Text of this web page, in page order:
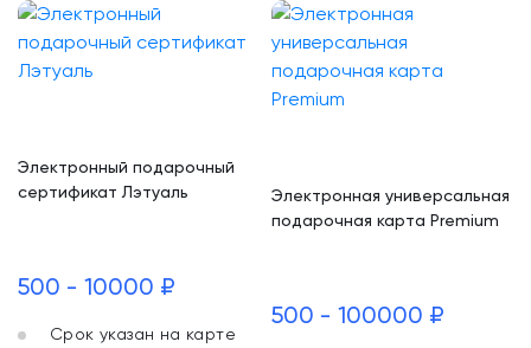
Электронный подарочный
сертификат Лэтуаль
500 - 10000 ₽
Срок указан на карте
Электронная универсальная
подарочная карта Premium
500 - 100000 ₽